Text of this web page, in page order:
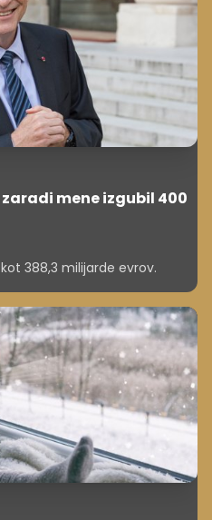
mene izgubil 400
388,3 milijarde evrov.